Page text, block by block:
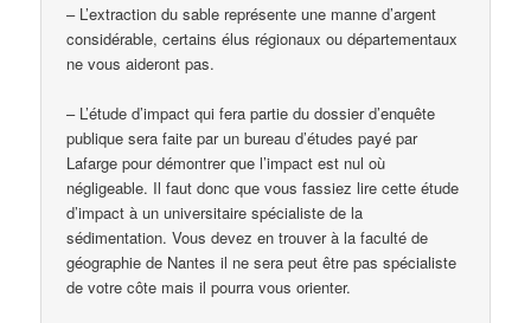
– L’extraction du sable représente une manne d’argent
considérable, certains élus régionaux ou départementaux
ne vous aideront pas.
– L’étude d’impact qui fera partie du dossier d’enquête
publique sera faite par un bureau d’études payé par
Lafarge pour démontrer que l’impact est nul où
négligeable. Il faut donc que vous fassiez lire cette étude
d’impact à un universitaire spécialiste de la
sédimentation. Vous devez en trouver à la faculté de
géographie de Nantes il ne sera peut être pas spécialiste
de votre côte mais il pourra vous orienter.